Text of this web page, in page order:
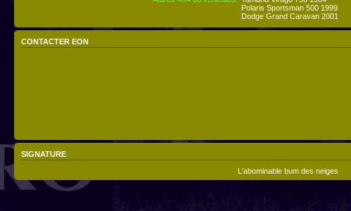
Polaris Sportsman 500 1999
Dodge Grand Caravan 2001
CONTACTER EON
SIGNATURE
L'abominable bum des neiges